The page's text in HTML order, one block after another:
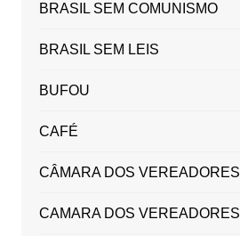
BRASIL SEM COMUNISMO
BRASIL SEM LEIS
BUFOU
CAFÉ
CÂMARA DOS VEREADORES
CAMARA DOS VEREADORES